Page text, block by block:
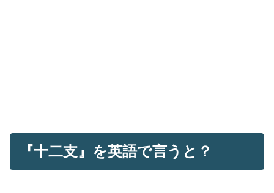
『十二支』を英語で言うと？